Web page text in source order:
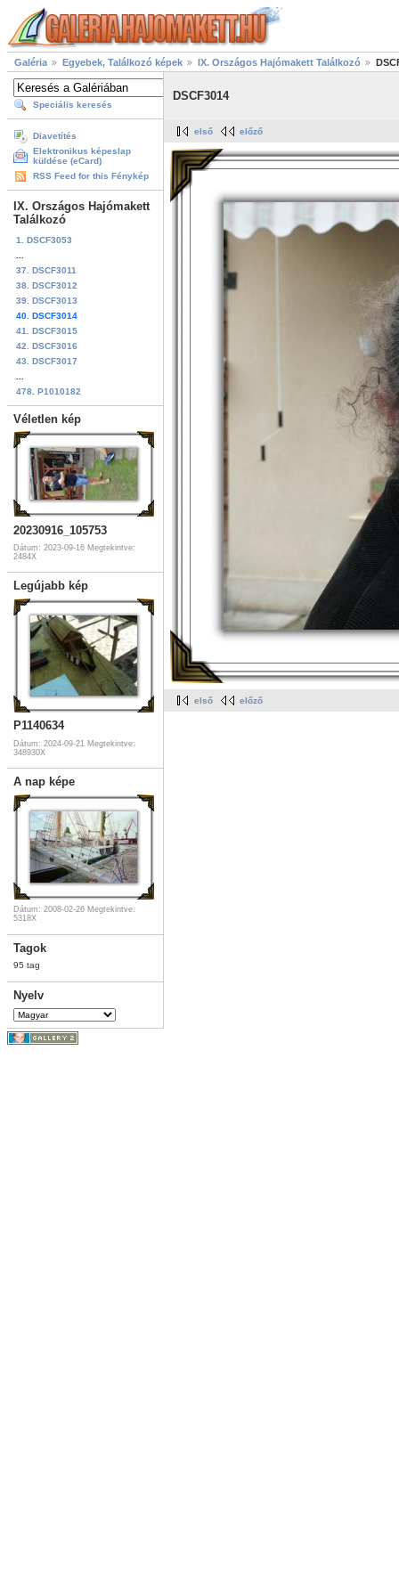
Galéria Egyebek, Találkozó képek IX. Országos Hajómakett Találkozó
Speciális keresés
Diavetítés
Elektronikus képeslap
küldése (eCard)
RSS Feed for this Fénykép
IX. Országos Hajómakett
Találkozó
1. DSCF3053
37. DSCF3011
38. DSCF3012
39. DSCF3013
40. DSCF3014
41. DSCF3015
42. DSCF3016
43. DSCF3017
478. P1010182
Véletlen kép
20230916_105753
Dátum: 2023-09-16 Megtekintve:
2484X
Legújabb kép
P1140634
Dátum: 2024-09-21 Megtekintve:
348930X
A nap képe
Dátum: 2008-02-26 Megtekintve:
5318X
Tagok
95 tag
Nyelv
DSCF3014
első előző
első előző